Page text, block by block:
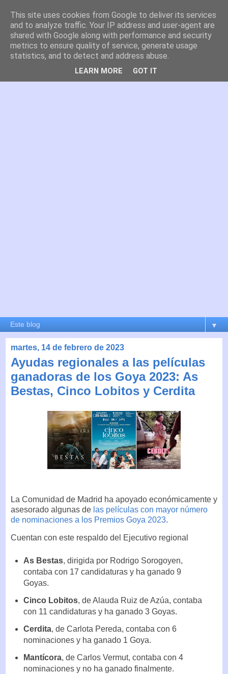
es por madrid
El blog de Madrid y su actualidad, proyectos, transporte,
movilidad, arquitectura, participación, medio ambiente,
educación, empleo, ...
▼
martes, 14 de febrero de 2023
Ayudas regionales a las películas
ganadoras de los Goya 2023: As
Bestas, Cinco Lobitos y Cerdita
La Comunidad de Madrid ha apoyado económicamente y
asesorado algunas de las películas con mayor número
de nominaciones a los Premios Goya 2023.
Cuentan con este respaldo del Ejecutivo regional
As Bestas, dirigida por Rodrigo Sorogoyen,
contaba con 17 candidaturas y ha ganado 9
Goyas.
Cinco Lobitos, de Alauda Ruiz de Azúa, contaba
con 11 candidaturas y ha ganado 3 Goyas.
Cerdita, de Carlota Pereda, contaba con 6
nominaciones y ha ganado 1 Goya.
Mantícora, de Carlos Vermut, contaba con 4
nominaciones y no ha ganado finalmente.
This site uses cookies from Google to deliver its services
and to analyze traffic. Your IP address and user-agent are
shared with Google along with performance and security
metrics to ensure quality of service, generate usage
statistics, and to detect and address abuse.
LEARN MORE GOT IT